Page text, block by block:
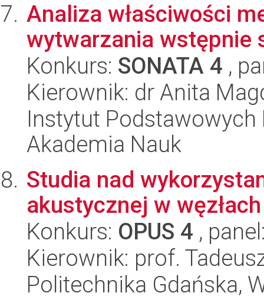
Analiza właściwości
wytwarzania wstępnie
Konkurs: SONATA 4 ,
Kierownik: dr Anita
Instytut
Akademia Nauk
Studia nad
akustycznej w
Konkurs: OPUS 4 ,
Kierownik: prof.
Politechnika Gdańska,